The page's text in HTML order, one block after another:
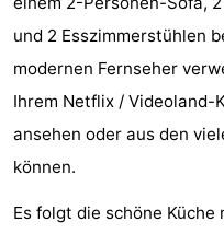
Valkenisse
Zee,
en
Duin
Hotels
(mit
Frühstück)
Lastminutes
Strand
und 2 Esszimmerstühlen
modernen Fernseher
Ihrem Netflix / Videoland-
ansehen oder aus den
können.
Es folgt die schöne Küche